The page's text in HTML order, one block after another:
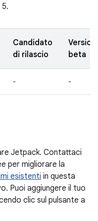
Candidato
di rilascio
beta
- -
Jetpack. Contattaci
per migliorare la
esistenti in questa
Puoi aggiungere il tuo
clic sul pulsante a